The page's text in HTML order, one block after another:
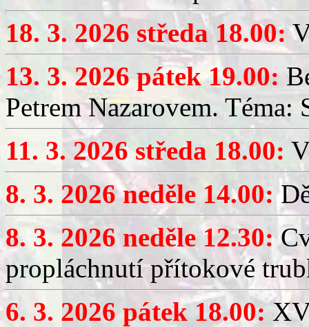
18. 3. 2026 středa 18.00:
13. 3. 2026 pátek 19.00:
Petrem Nazarovem. Téma:
11. 3. 2026 středa 18.00:
8. 3. 2026 neděle 14.00:
8. 3. 2026 neděle 12.30:
propláchnutí přítokové
6. 3. 2026 pátek 18.00: